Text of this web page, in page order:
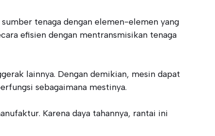
tenaga dengan elemen-elemen yang
efisien dengan mentransmisikan tenaga
lainnya. Dengan demikian, mesin dapat
sebagaimana mestinya.
Karena daya tahannya, rantai ini